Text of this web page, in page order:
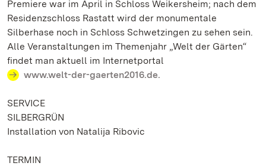
Premiere war im April in Schloss Weikersheim; nach dem
Residenzschloss Rastatt wird der monumentale
Silberhase noch in Schloss Schwetzingen zu sehen sein.
Alle Veranstaltungen im Themenjahr „Welt der Gärten“
findet man aktuell im Internetportal
www.welt-der-gaerten2016.de.
SERVICE
SILBERGRÜN
Installation von Natalija Ribovic
TERMIN